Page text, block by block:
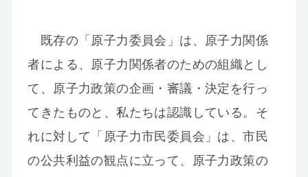
既存の「原子力委員会」は、原子力関係
者による、原子力関係者のための組織とし
て、原子力政策の企画・審議・決定を行っ
てきたものと、私たちは認識している。そ
れに対して「原子力市民委員会」は、市民
の公共利益の観点に立って、原子力政策の